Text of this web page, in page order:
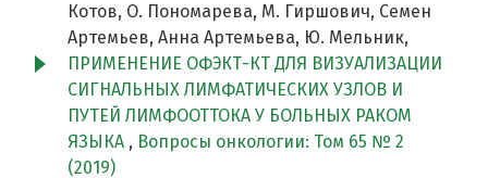
Котов, О. Пономарева, М. Гиршович, Семен
Артемьев, Анна Артемьева, Ю. Мельник,
ПРИМЕНЕНИЕ ОФЭКТ-КТ ДЛЯ ВИЗУАЛИЗАЦИИ
СИГНАЛЬНЫХ ЛИМФАТИЧЕСКИХ УЗЛОВ И
ПУТЕЙ ЛИМФООТТОКА У БОЛЬНЫХ РАКОМ
ЯЗЫКА , Вопросы онкологии: Том 65 № 2
(2019)